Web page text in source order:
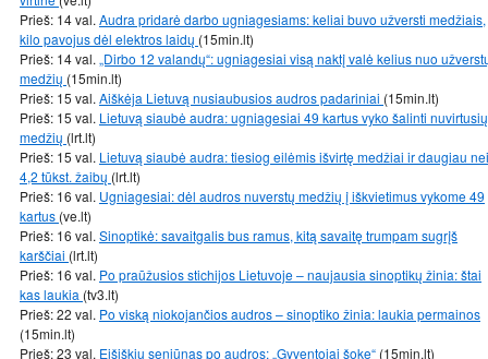
Prieš: 14 val. Audra pridarė darbo ugniagesiams: keliai buvo užversti medžiais,
kilo pavojus dėl elektros laidų (15min.lt)
Prieš: 14 val. „Dirbo 12 valandų“: ugniagesiai visą naktį valė kelius nuo
medžių (15min.lt)
Prieš: 15 val. Aiškėja Lietuvą nusiaubusios audros padariniai (15min.lt)
Prieš: 15 val. Lietuvą siaubė audra: ugniagesiai 49 kartus vyko šalinti nuvirtusių
medžių (lrt.lt)
Prieš: 15 val. Lietuvą siaubė audra: tiesiog eilėmis išvirtę medžiai ir daugiau nei
4,2 tūkst. žaibų (lrt.lt)
Prieš: 16 val. Ugniagesiai: dėl audros nuverstų medžių į iškvietimus vykome 49
kartus (ve.lt)
Prieš: 16 val. Sinoptikė: savaitgalis bus ramus, kitą savaitę trumpam sugrįš
karščiai (lrt.lt)
Prieš: 16 val. Po praūžusios stichijos Lietuvoje – naujausia sinoptikų žinia: štai
kas laukia (tv3.lt)
Prieš: 22 val. Po viską niokojančios audros – sinoptiko žinia: laukia permainos
(15min.lt)
Prieš: 23 val. Eišiškių seniūnas po audros: „Gyventojai šoke“ (15min.lt)